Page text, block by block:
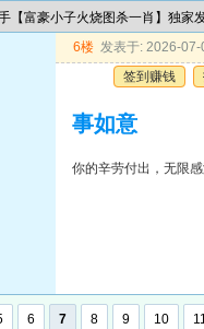
【富豪小子火烧图杀一肖】独家
6楼 发表于: 2026-07-
签到赚钱
事如意
你的辛劳付出，无限
6 7 8 9 10